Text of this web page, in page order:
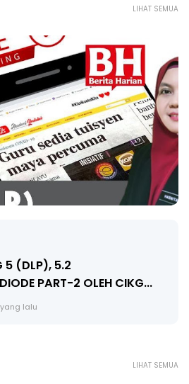
LIHAT SEMUA
PECUT SKOR
CIKGU WAN...
lalu
LIHAT SEMUA